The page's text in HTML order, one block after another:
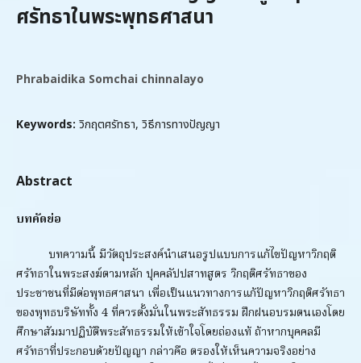
ศรัทธาในพระพุทธศาสนา
Phrabaidika Somchai chinnalayo
Keywords: วิกฤตศรัทธา, วิธีการทางปัญญา
Abstract
บทคัดย่อ
บทความนี้ มีวัตถุประสงค์นำเสนอรูปแบบการแก้ไขปัญหาวิกฤติ
ศรัทธาในพระสงฆ์ตามหลัก ปุคคลัปปสาทสูตร วิกฤติศรัทธาของ
ประชาชนที่มีต่อพุทธศาสนา เพื่อเป็นแนวทางการแก้ปัญหาวิกฤติศรัทธา
ของพุทธบริษัททั้ง 4 ที่ควรตั้งมั่นในพระสัทธรรม ฝึกฝนอบรมตนเองโดย
ศึกษาสัมมาปฏิบัติพระสัทธรรมให้เข้าใจโดยถ่องแท้ ถ้าหากบุคคลมี
ศรัทธาที่ประกอบด้วยปัญญา กล่าวคือ ตรองให้เห็นความจริงอย่าง